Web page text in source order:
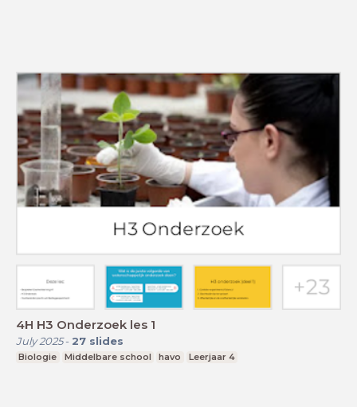
4H H3 Onderzoek les 1
July 2025- 27 slides
Biologie Middelbare school havo Leerjaar 4